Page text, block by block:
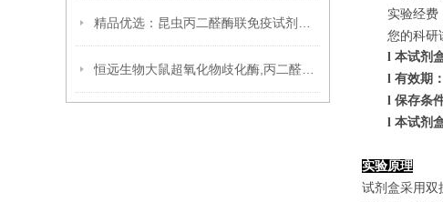
实验经费
您的科研
l 本试剂
l 有效期
l 保存条
l 本试剂
实验原理
试剂盒采用双